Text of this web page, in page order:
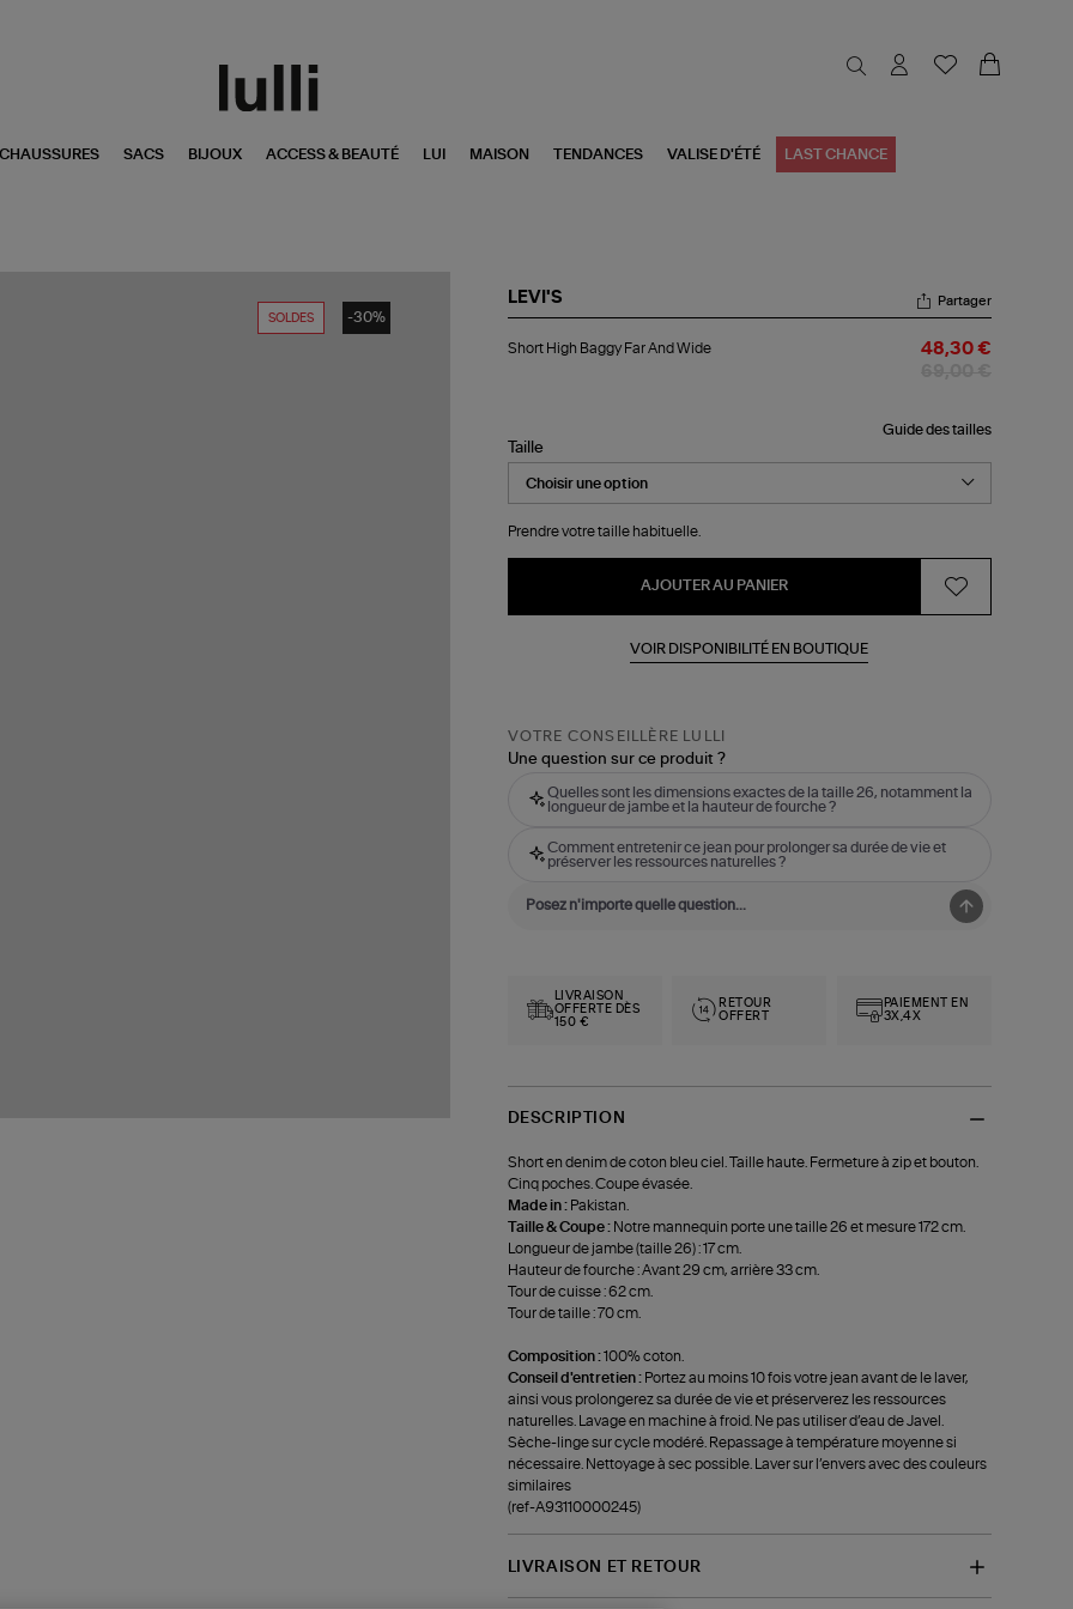
CHAUSSURES SACS BIJOUX ACCESS & BEAUTÉ LUI MAISON TENDANCES VALISE D'ÉTÉ LAST CHANCE
SOLDES -30%
LEVI'S
High
Partager
Short High Baggy Far And Wide 48,30 €
Guide des tailles
Taille
Prendre votre taille habituelle.
AJOUTER AU PANIER
VOIR DISPONIBILITÉ EN BOUTIQUE
VOTRE CONSEILLÈRE LULLI
Une question sur ce produit ?
Quelles sont les dimensions exactes de la taille 26, notamment la
longueur de jambe et la hauteur de fourche ?
Comment entretenir ce jean pour prolonger sa durée de vie et
préserver les ressources naturelles ?
LIVRAISON
OFFERTE DÈS
150 €
RETOUR
OFFERT
PAIEMENT EN
3X,4X
DESCRIPTION
Short en denim de coton bleu ciel. Taille haute. Fermeture à zip et bouton.
Cinq poches. Coupe évasée.
Made in : Pakistan.
Taille & Coupe : Notre mannequin porte une taille 26 et mesure 172 cm.
Longueur de jambe (taille 26) : 17 cm.
Hauteur de fourche : Avant 29 cm, arrière 33 cm.
Tour de cuisse : 62 cm.
Tour de taille : 70 cm.
Composition :100% coton.
Conseil d'entretien : Portez au moins 10 fois votre jean avant de le laver,
ainsi vous prolongerez sa durée de vie et préserverez les ressources
naturelles. Lavage en machine à froid. Ne pas utiliser d’eau de Javel.
Sèche-linge sur cycle modéré. Repassage à température moyenne si
nécessaire. Nettoyage à sec possible. Laver sur l’envers avec des couleurs
similaires
(ref-A93110000245)
LIVRAISON ET RETOUR